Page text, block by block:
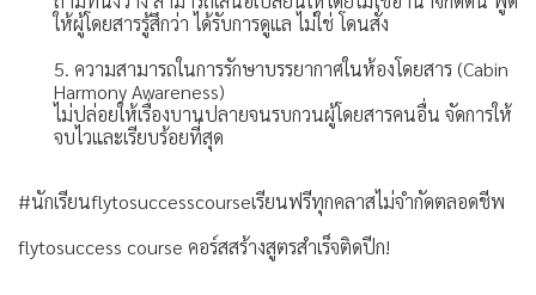
ให้ผู้โดยสารรู้สึกว่า ได้รับการดูแล ไม่ใช่ โดนสั่ง
5. ความสามารถในการรักษาบรรยากาศในห้องโดยสาร (Cabin
Harmony Awareness)
ไม่ปล่อยให้เรื่องบานปลายจนรบกวนผู้โดยสารคนอื่น จัดการให้
จบไวและเรียบร้อยที่สุด
#นักเรียนflytosuccesscourseเรียนฟรีทุกคลาสไม่จำกัดตลอดชีพ
flytosuccess course คอร์สสร้างสูตรสำเร็จติดปีก!